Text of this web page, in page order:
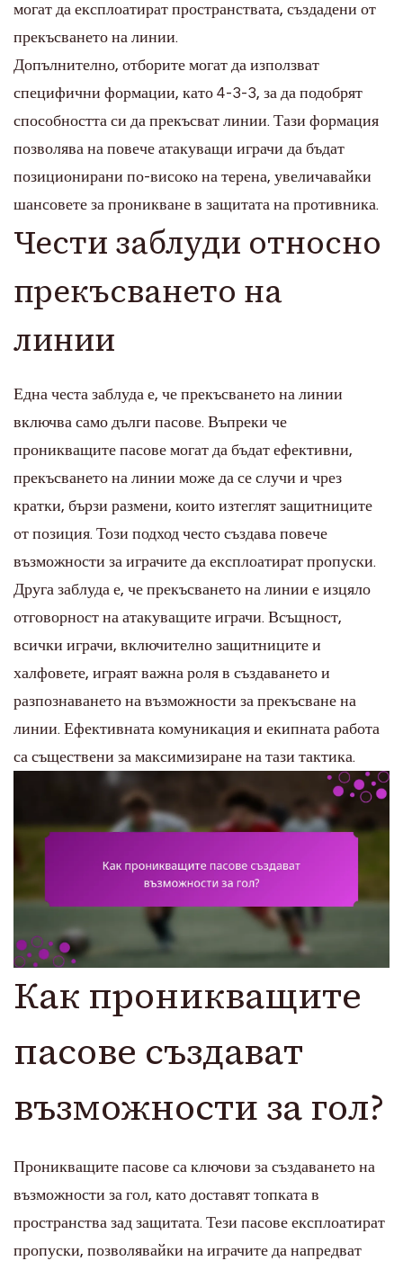
могат да експлоатират пространствата, създадени от
прекъсването на линии.
Допълнително, отборите могат да използват
специфични формации, като 4-3-3, за да подобрят
способността си да прекъсват линии. Тази формация
позволява на повече атакуващи играчи да бъдат
позиционирани по-високо на терена, увеличавайки
шансовете за проникване в защитата на противника.
Чести заблуди относно
прекъсването на
линии
Една честа заблуда е, че прекъсването на линии
включва само дълги пасове. Въпреки че
проникващите пасове могат да бъдат ефективни,
прекъсването на линии може да се случи и чрез
кратки, бързи размени, които изтеглят защитниците
от позиция. Този подход често създава повече
възможности за играчите да експлоатират пропуски.
Друга заблуда е, че прекъсването на линии е изцяло
отговорност на атакуващите играчи. Всъщност,
всички играчи, включително защитниците и
халфовете, играят важна роля в създаването и
разпознаването на възможности за прекъсване на
линии. Ефективната комуникация и екипната работа
са съществени за максимизиране на тази тактика.
Как проникващите
пасове създават
възможности за гол?
Проникващите пасове са ключови за създаването на
възможности за гол, като доставят топката в
пространства зад защитата. Тези пасове експлоатират
пропуски, позволявайки на играчите да напредват